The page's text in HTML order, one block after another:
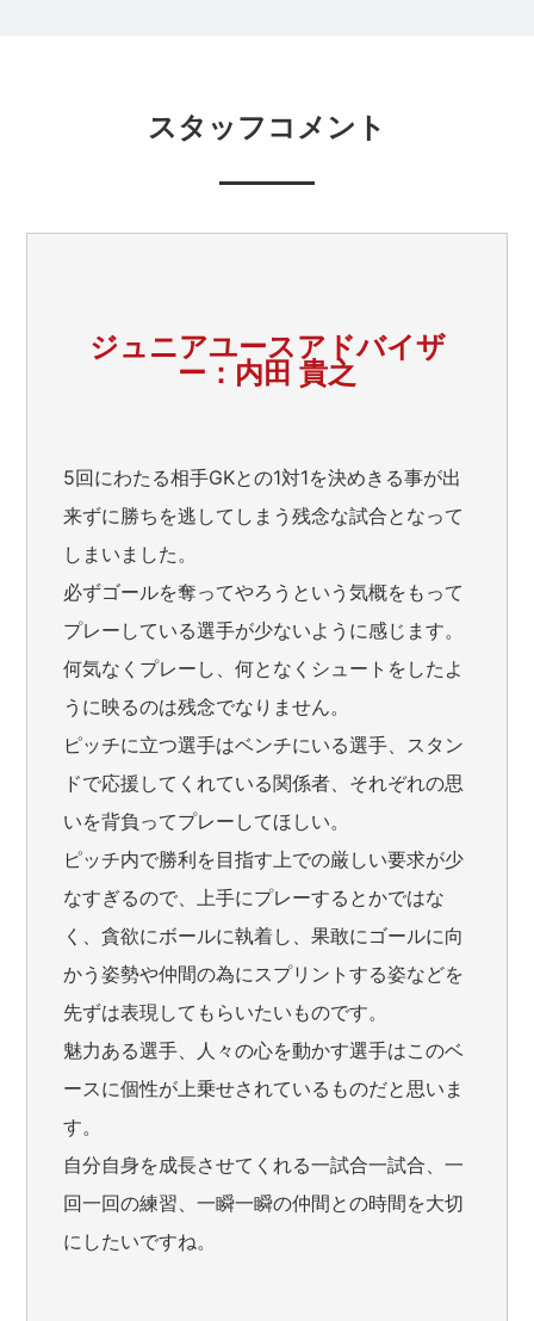
スタッフコメント
ジュニアユースアドバイザ
ー：内田 貴之
5回にわたる相手GKとの1対1を決めきる事が出
来ずに勝ちを逃してしまう残念な試合となって
しまいました。
必ずゴールを奪ってやろうという気概をもって
プレーしている選手が少ないように感じます。
何気なくプレーし、何となくシュートをしたよ
うに映るのは残念でなりません。
ピッチに立つ選手はベンチにいる選手、スタン
ドで応援してくれている関係者、それぞれの思
いを背負ってプレーしてほしい。
ピッチ内で勝利を目指す上での厳しい要求が少
なすぎるので、上手にプレーするとかではな
く、貪欲にボールに執着し、果敢にゴールに向
かう姿勢や仲間の為にスプリントする姿などを
先ずは表現してもらいたいものです。
魅力ある選手、人々の心を動かす選手はこのベ
ースに個性が上乗せされているものだと思いま
す。
自分自身を成長させてくれる一試合一試合、一
回一回の練習、一瞬一瞬の仲間との時間を大切
にしたいですね。